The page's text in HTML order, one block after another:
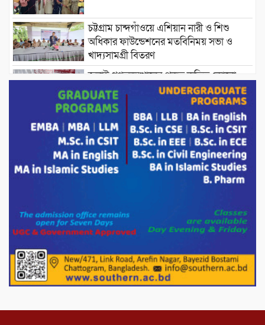
চট্টগ্রাম চান্দগাঁওয়ে এশিয়ান নারী ও শিশু
অধিকার ফাউন্ডেশনের মতবিনিময় সভা ও
খাদ্যসামগ্রী বিতরণ
জুলাই গণঅভ্যুত্থানের প্রকৃত কৃতিত্ব কোনো
একক ব্যক্তি বা গোষ্ঠীর নয়; বরং এই কৃতিত্ব
দেশের জনগণের : তথ্য ও সম্প্রচারমন্ত্রী
পোরশার পুরইল সরকারি প্রাথমিক বিদ্যালয়ে
সংসদ সদস্য মোস্তাফিজুর রহমান কে সংবর্ধনা।
পাটগ্রামে ১০০ পিস ইয়াবাসহ দুই মাদক
ড্যাবের ৩৭তম প্রতিষ্ঠাবার্ষিকীতে প্রধানমন্ত্রী
তারেক রহমান।
চন্দনাইশের হাশিমপুর ৪ নং ওয়ার্ডে ৫’শতাধিক
হতদরিদ্র পরিবারের মাঝে খাদ্যসামগ্রী বিতরণ